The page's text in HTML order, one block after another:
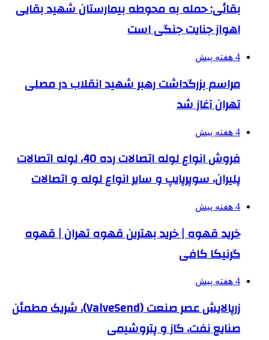
بقائی: حمله به محوطه بیمارستان شهید بقایی
اهواز جنایت جنگی است
4 هفته پیش
مراسم بزرگداشت رهبر شهید انقلاب در مصلی
تهران آغاز شد
4 هفته پیش
فروش انواع لوله اتصالات رده 40، لوله اتصالات
پلیران، سوپرپایپ و سایر انواع لوله و اتصالات
4 هفته پیش
خرید قهوه | خرید بهترین قهوه تهران | قهوه
گرنیکا کافی
4 هفته پیش
زرپالایش عصر صنعت (ValveSend)، شریک مطمئن
صنایع نفت، گاز و پتروشیمی